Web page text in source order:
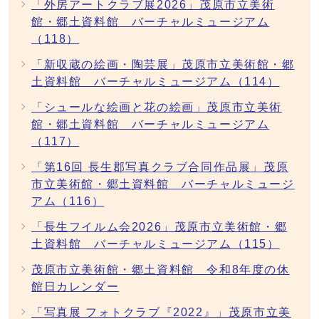
「外房アートクラブ展2026」茂原市立美術
館・郷土資料館 バーチャルミュージアム
（118）
「新収蔵の絵画・陶芸展」茂原市立美術館・郷
土資料館 バーチャルミュージアム（114）
「シュールな絵画と花の絵画」茂原市立美術
館・郷土資料館 バーチャルミュージアム
（117）
「第16回 長生郡写真クラブ合同作品展」茂原
市立美術館・郷土資料館 バーチャルミュージ
アム（116）
「長生フイルム会2026」茂原市立美術館・郷
土資料館 バーチャルミュージアム（115）
茂原市立美術館・郷土資料館 令和8年度の休
館日カレンダー
「写真展 フォトクラブ『2022』」茂原市立美